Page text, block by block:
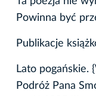
Powinna być
Publikacje
Lato pogańskie.
Podróż Pana